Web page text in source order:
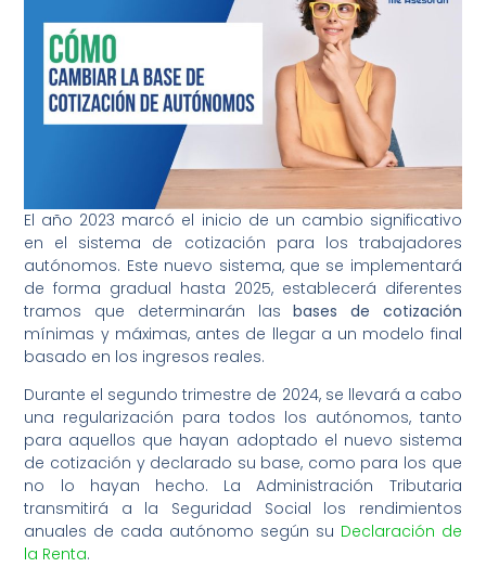
El año 2023 marcó el inicio de un cambio significativo
en el sistema de cotización para los trabajadores
autónomos. Este nuevo sistema, que se implementará
de forma gradual hasta 2025, establecerá diferentes
tramos que determinarán lasbases de cotización
mínimas y máximas, antes de llegar a un modelo final
basado en los ingresos reales.
Durante el segundo trimestre de 2024, se llevará a cabo
una regularización para todos los autónomos, tanto
para aquellos que hayan adoptado el nuevo sistema
de cotización y declarado su base, como para los que
no lo hayan hecho. La Administración Tributaria
transmitirá a la Seguridad Social los rendimientos
anuales de cada autónomo según su Declaración de
la Renta.